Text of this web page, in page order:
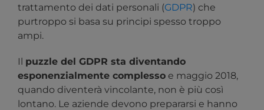
trattamento dei dati personali (GDPR) che
purtroppo si basa su principi spesso troppo
ampi.
Il puzzle del GDPR sta diventando
esponenzialmente complesso e maggio 2018,
quando diventerà vincolante, non è più così
lontano. Le aziende devono prepararsi e hanno